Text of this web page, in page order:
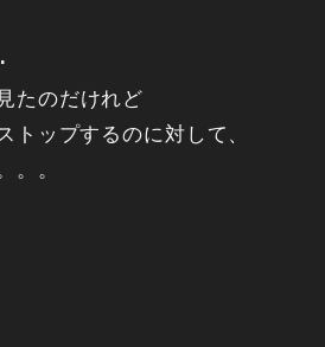
たのだけれど
トップするのに対して、
。。